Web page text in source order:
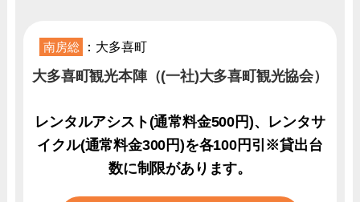
南房総 ：大多喜町
大多喜町観光本陣（(一社)大多喜町観光協会）
レンタルアシスト(通常料金500円)、レンタサ
イクル(通常料金300円)を各100円引※貸出台
数に制限があります。